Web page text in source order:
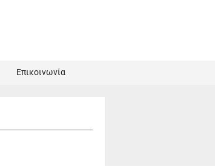
Επικοινωνία